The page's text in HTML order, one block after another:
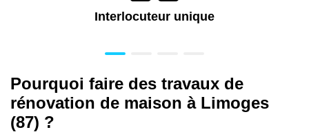
Interlocuteur unique
Pourquoi faire des travaux de
rénovation de maison à Limoges
(87) ?